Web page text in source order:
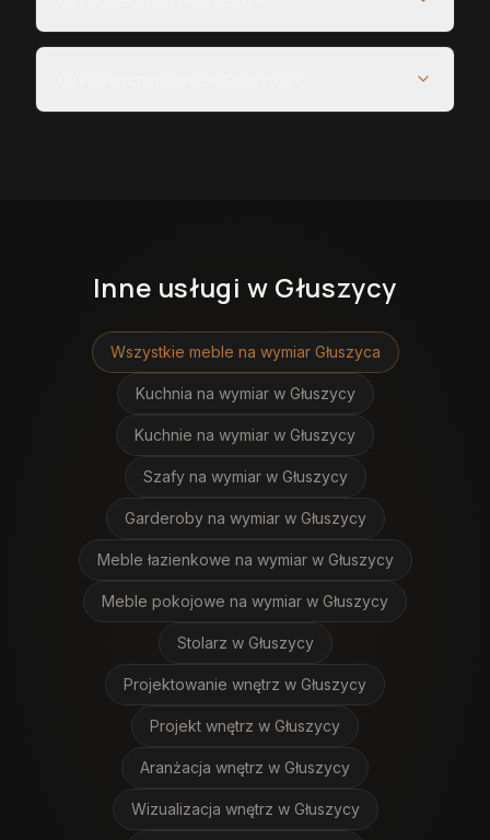
Inne usługiw Głuszycy
Wszystkie meble na wymiar Głuszyca
Kuchnia na wymiar w Głuszycy
Kuchnie na wymiar w Głuszycy
Szafy na wymiar w Głuszycy
Garderoby na wymiar w Głuszycy
Meble łazienkowe na wymiar w Głuszycy
Meble pokojowe na wymiar w Głuszycy
Stolarz w Głuszycy
Projektowanie wnętrz w Głuszycy
Projekt wnętrz w Głuszycy
Aranżacja wnętrz w Głuszycy
Wizualizacja wnętrz w Głuszycy